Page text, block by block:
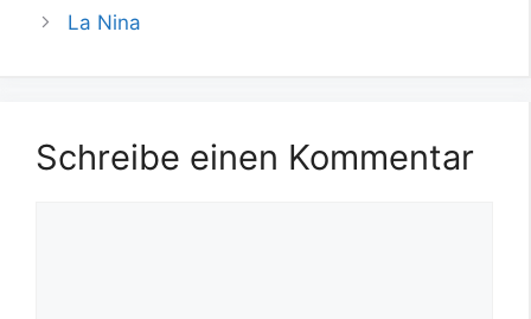
La Nina
Schreibe einen Kommentar